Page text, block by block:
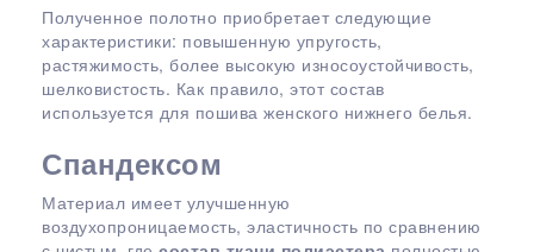
Полученное полотно приобретает следующие
характеристики: повышенную упругость,
растяжимость, более высокую износоустойчивость,
шелковистость. Как правило, этот состав
используется для пошива женского нижнего белья.
Спандексом
Материал имеет улучшенную
воздухопроницаемость, эластичность по сравнению